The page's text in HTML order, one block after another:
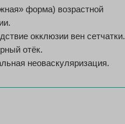
форма) возрастной
окклюзии вен сетчатки.
отёк.
неоваскуляризация.